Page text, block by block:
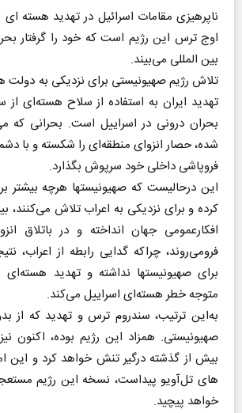
ناپرهیزی مقامات اسرائیل در تهدید هسته ای
اوج ترس این رژیم است که خود را گرفتار
بین المللی می‌بیند.
تلاش رژیم صهیونیستی برای نزدیکی به دولت
تهدید ایران به استفاده از سلاح هسته‌ای از
بحران درونی در اسراییل است. بحرانی که
شده، حصار انزوای منطقه‌ای را شکسته و با
فروپاشی داخلی خود سرپوش بگذارد.
این درحالیست که صهیونیستها هرچه بیشتر بر
کرده و برای نزدیکی به اعراب تلاش می‌کنند،
افکارعمومی جهان انداخته و در باتلاق
فرومی‌روند، چراکه گدایی رابطه از اعراب،
برای صهیونیستها نداشته و تهدید
متوجه خطر هسته‌ای اسراییل می‌کند.
به‌این ترتیب، سندروم ترس و تهدید که از
صهیونیستی. همزاد این رژیم بوده، اکنون
بیش از گذشته درگیر تنش خواهد کرد و این
های تل‌آویو پیداست، نسخه این رژیم‌
خواهد پیچید.